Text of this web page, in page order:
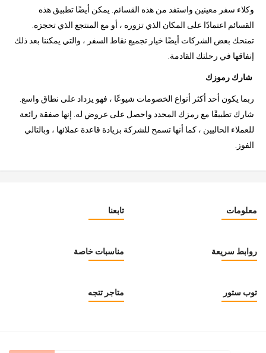
وكلاء سفر معينين واستفد من هذه القسائم. يمكن أيضًا تطبيق هذه
القسائم اعتمادًا على المكان الذي تزوره ، أو مع المنتجع الذي تحجزه.
تمنحك بعض الشركات أيضًا خيار تجميع نقاط السفر ، والتي يمكننا بعد ذلك
إنفاقها في رحلتك القادمة.
شارك رموزك
ربما يكون أحد أكثر أنواع الخصومات شيوعًا ، فهو يزداد على نطاق واسع.
شارك تطبيقًا مع رمزك المحدد واحصل على عروض له. إنها صفقة رائعة
للعملاء الحاليين ، كما أنها تسمح للشركة بزيادة قاعدة عملائها ، وبالتالي
الفوز.
تابعنا معلومات
مناسبات خاصة روابط سريعة
متاجر تتجه توب ستور